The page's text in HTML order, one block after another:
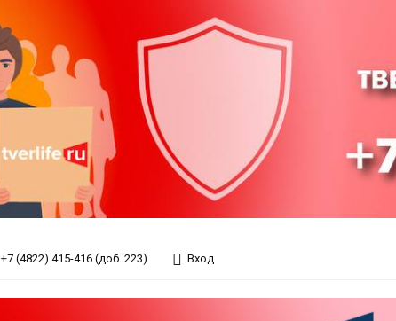
+7 (4822) 415-416 (доб. 223) Вход